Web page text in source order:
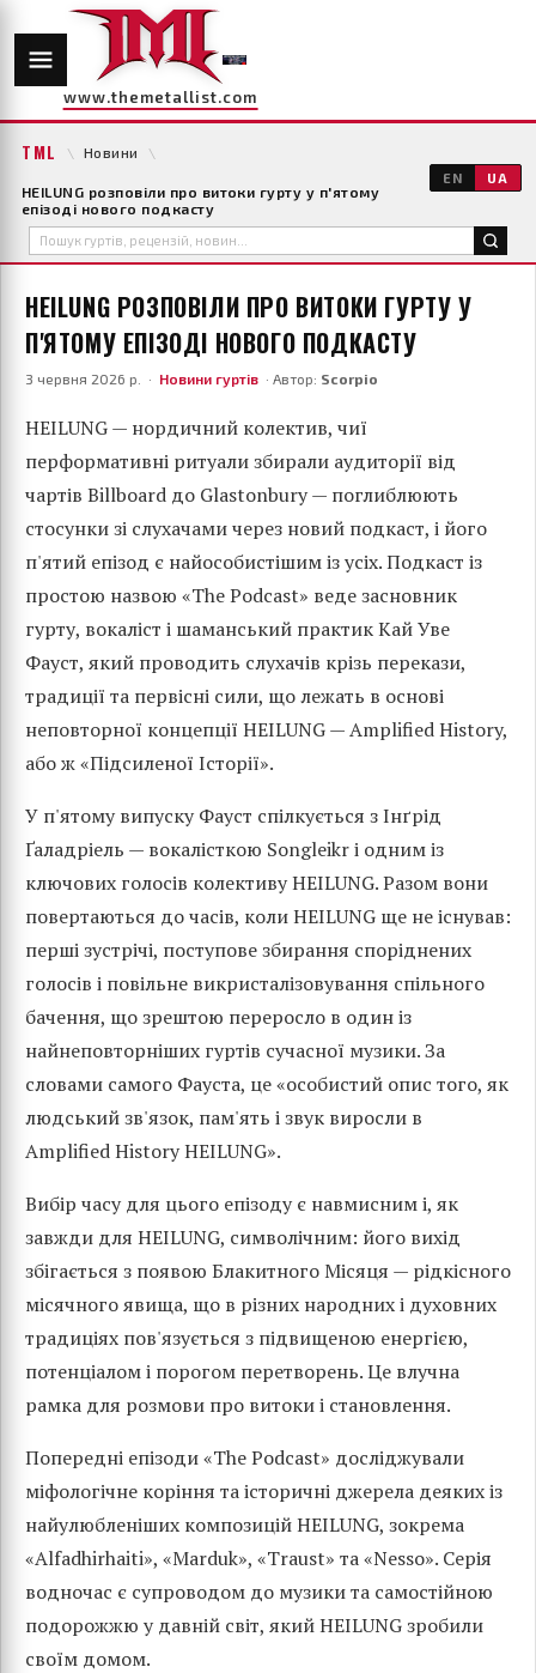
www.themetallist.com
TML \ Новини \
HEILUNG розповіли про витоки гурту у п'ятому
епізоді нового подкасту
EN UA
HEILUNG РОЗПОВІЛИ ПРО ВИТОКИ ГУРТУ У
П'ЯТОМУ ЕПІЗОДІ НОВОГО ПОДКАСТУ
3 червня 2026 р. · Новини гуртів · Автор: Scorpio
HEILUNG — нордичний колектив, чиї
перформативні ритуали збирали аудиторії від
чартів Billboard до Glastonbury — поглиблюють
стосунки зі слухачами через новий подкаст, і його
п'ятий епізод є найособистішим із усіх. Подкаст із
простою назвою «The Podcast» веде засновник
гурту, вокаліст і шаманський практик Кай Уве
Фауст, який проводить слухачів крізь перекази,
традиції та первісні сили, що лежать в основі
неповторної концепції HEILUNG — Amplified History,
або ж «Підсиленої Історії».
У п'ятому випуску Фауст спілкується з Інґрід
Ґаладріель — вокалісткою Songleikr і одним із
ключових голосів колективу HEILUNG. Разом вони
повертаються до часів, коли HEILUNG ще не існував:
перші зустрічі, поступове збирання споріднених
голосів і повільне викристалізовування спільного
бачення, що зрештою переросло в один із
найнеповторніших гуртів сучасної музики. За
словами самого Фауста, це «особистий опис того, як
людський зв'язок, пам'ять і звук виросли в
Amplified History HEILUNG».
Вибір часу для цього епізоду є навмисним і, як
завжди для HEILUNG, символічним: його вихід
збігається з появою Блакитного Місяця — рідкісного
місячного явища, що в різних народних і духовних
традиціях пов'язується з підвищеною енергією,
потенціалом і порогом перетворень. Це влучна
рамка для розмови про витоки і становлення.
Попередні епізоди «The Podcast» досліджували
міфологічне коріння та історичні джерела деяких із
найулюбленіших композицій HEILUNG, зокрема
«Alfadhirhaiti», «Marduk», «Traust» та «Nesso». Серія
водночас є супроводом до музики та самостійною
подорожжю у давній світ, який HEILUNG зробили
своїм домом.